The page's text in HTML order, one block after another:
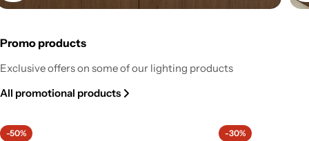
Fermaluce Esse14 Wall or Ceiling Mount for S14d LED
Regular
From $52.20
Promo products
Exclusive offers on some of our lighting products
All promotional products
-50% -30%